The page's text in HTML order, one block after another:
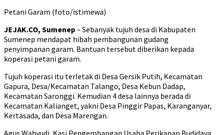
Petani Garam (foto/istimewa)
JEJAK.CO, Sumenep– Sebanyak tujuh desa di Kabupaten
Sumenep mendapat hibah pembangunan gudang
penyimpanan garam. Bantuan tersebut diberikan kepada
koperasi petani garam.
Tujuh koperasi itu terletak di Desa Gersik Putih, Kecamatan
Gapura, Desa/Kecamatan Talango, Desa Kebun Dadap,
Kecamatan Saronggi. Kemudian 4 desa lainnya berada di
Kecamatan Kalianget, yakni Desa Pinggir Papas, Karanganyar,
Kertasada, dan Desa Marengan.
Agus Wahyudi, Kasi Pengembangan Usaha Perikanan Budidaya,